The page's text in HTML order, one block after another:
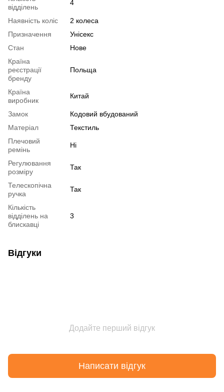
відділень
4
Наявність коліс
2 колеса
Призначення
Унісекс
Стан
Нове
Країна
реєстрації
бренду
Польща
Країна
виробник
Китай
Замок
Кодовий вбудований
Матеріал
Текстиль
Плечовий
ремінь
Ні
Регулювання
розміру
Так
Телескопічна
ручка
Так
Кількість
відділень на
блискавці
3
Відгуки
Додайте перший відгук
Написати відгук